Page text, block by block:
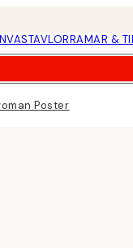
RAMAR &
Poster